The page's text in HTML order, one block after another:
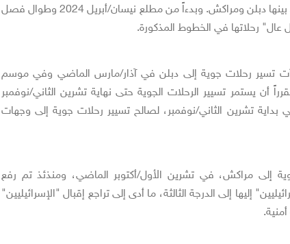
الطلب للسفر إلى وجهات أخرى بينها دبلن ومراكش. وبدءاً من مطلع نيسان/أبريل 2024 وطوال فصل
رحلاتها في الخطوط المذكورة.
تسير رحلات جوية إلى دبلن في آذار/مارس الماضي وفي موسم
أن يستمر تسيير الرحلات الجوية حتى نهاية تشرين الثاني/نوفمبر
بداية تشرين الثاني/نوفمبر، لصالح تسيير رحلات جوية إلى وجهات
إلى مراكش، في تشرين الأول/أكتوبر الماضي، ومنذئذ تم رفع
إليها إلى الدرجة الثالثة، ما أدى إلى تراجع إقبال "الإسرائيليين"